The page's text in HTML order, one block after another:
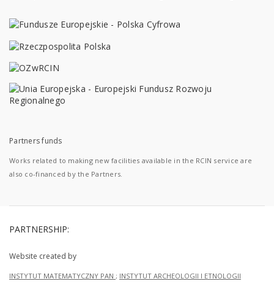
Partners funds
Works related to making new facilities available in the RCIN service are
also co-financed by the Partners.
PARTNERSHIP:
Website created by
INSTYTUT MATEMATYCZNY PAN ; INSTYTUT ARCHEOLOGII I ETNOLOGII